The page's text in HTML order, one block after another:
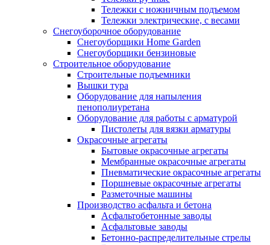
Тележки с ножничным подъемом
Тележки электрические, с весами
Снегоуборочное оборудование
Снегоуборщики Home Garden
Снегоуборщики бензиновые
Строительное оборудование
Cтроительные подъемники
Вышки тура
Оборудование для напыления
пенополиуретана
Оборудование для работы с арматурой
Пистолеты для вязки арматуры
Окрасочные агрегаты
Бытовые окрасочные агрегаты
Мембранные окрасочные агрегаты
Пневматические окрасочные агрегаты
Поршневые окрасочные агрегаты
Разметочные машины
Производство асфальта и бетона
Асфальтобетонные заводы
Асфальтовые заводы
Бетонно-распределительные стрелы